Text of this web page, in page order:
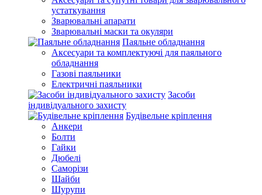
устаткування
Зварювальні апарати
Зварювальні маски та окуляри
Паяльне обладнання
Аксесуари та комплектуючі для паяльного
обладнання
Газові паяльники
Електричні паяльники
Засоби
індивідуального захисту
Будівельне кріплення
Анкери
Болти
Гайки
Дюбелі
Саморізи
Шайби
Шурупи